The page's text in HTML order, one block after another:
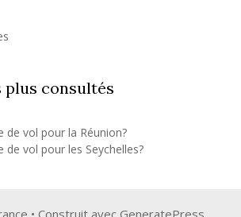
consultés
de vol pour la Réunion?
de vol pour les Seychelles?